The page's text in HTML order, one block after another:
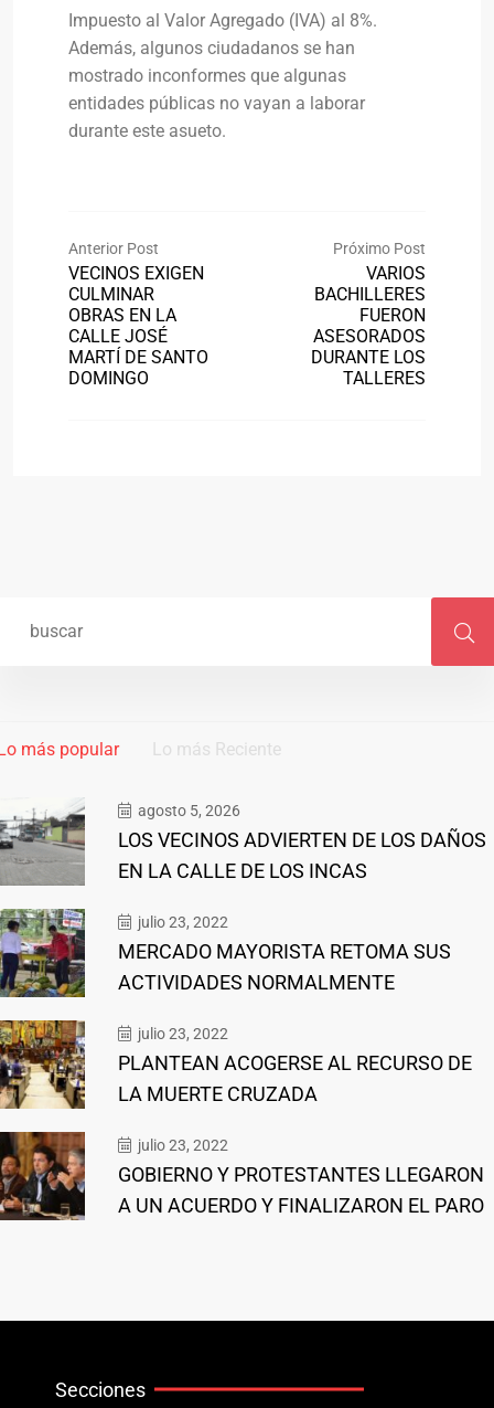
Impuesto al Valor Agregado (IVA) al 8%.
Además, algunos ciudadanos se han
mostrado inconformes que algunas
entidades públicas no vayan a laborar
durante este asueto.
Anterior Post
VECINOS EXIGEN
CULMINAR
OBRAS EN LA
CALLE JOSÉ
MARTÍ DE SANTO
DOMINGO
Próximo Post
VARIOS
BACHILLERES
FUERON
ASESORADOS
DURANTE LOS
TALLERES
más popular Lo más Reciente
agosto 5, 2026
LOS VECINOS ADVIERTEN DE LOS DAÑOS
EN LA CALLE DE LOS INCAS
julio 23, 2022
MERCADO MAYORISTA RETOMA SUS
ACTIVIDADES NORMALMENTE
julio 23, 2022
PLANTEAN ACOGERSE AL RECURSO DE
LA MUERTE CRUZADA
julio 23, 2022
GOBIERNO Y PROTESTANTES LLEGARON
A UN ACUERDO Y FINALIZARON EL PARO
Secciones